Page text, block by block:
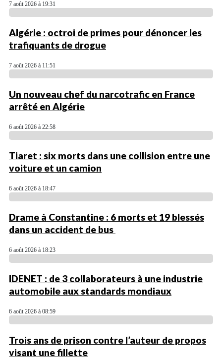
7 août 2026 à 19:31
Algérie : octroi de primes pour dénoncer les
trafiquants de drogue
7 août 2026 à 11:51
Un nouveau chef du narcotrafic en France
arrêté en Algérie
6 août 2026 à 22:58
Tiaret : six morts dans une collision entre une
voiture et un camion
6 août 2026 à 18:47
Drame à Constantine : 6 morts et 19 blessés
dans un accident de bus
6 août 2026 à 18:23
IDENET : de 3 collaborateurs à une industrie
automobile aux standards mondiaux
6 août 2026 à 08:59
Trois ans de prison contre l’auteur de propos
visant une fillette